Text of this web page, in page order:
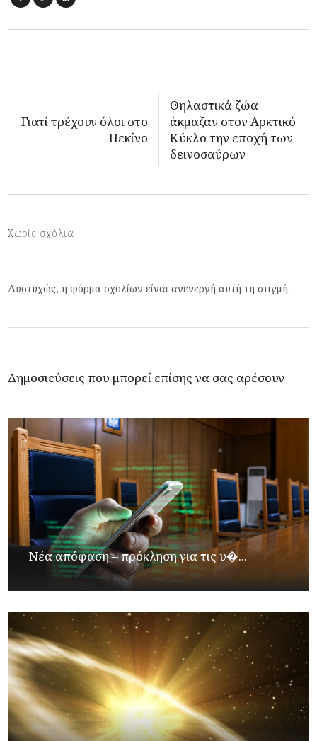
Γιατί τρέχουν όλοι στο
Πεκίνο
Θηλαστικά ζώα
άκμαζαν στον Αρκτικό
Κύκλο την εποχή των
δεινοσαύρων
Χωρίς σχόλια
Δυστυχώς, η φόρμα σχολίων είναι ανενεργή αυτή τη στιγμή.
Δημοσιεύσεις που μπορεί επίσης να σας αρέσουν
Νέα απόφαση – πρόκληση για τις υ�...